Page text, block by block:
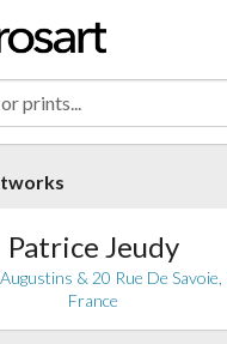
Patrice Jeudy
& 20 Rue De
France